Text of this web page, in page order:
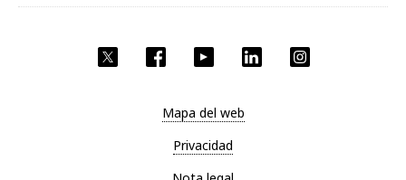
Twitter Facebook YouTube LinkedIn
Mapa del web
Privacidad